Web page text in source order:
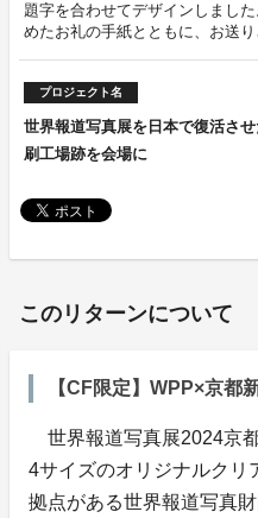
題字を合わせてデザインしまし
めたお礼の手紙とともに、お送り
プロジェクト名
世界報道写真展を日本で復活さ
刷工場跡を会場に
このリターンについて
【CF限定】WPP×京都
世界報道写真展2024京
4サイズのオリジナルクリ
拠点がある世界報道写真